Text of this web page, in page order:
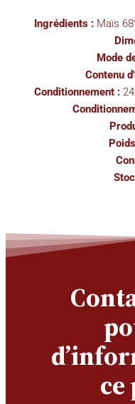
Ingrédients :Maïs
Mode
Contenu
Conditionnement :